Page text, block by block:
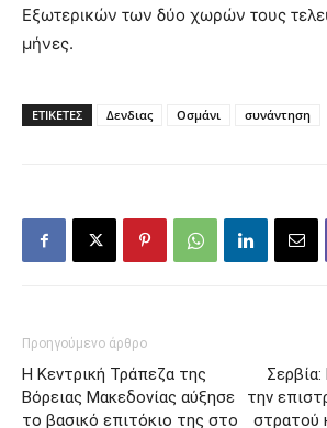
Εξωτερικών των δύο χωρών τους
μήνες.
ΕΤΙΚΕΤΕΣ Δενδιας Οσμάνι συνάντηση
Προηγούμενο άρθρο
Η Κεντρική Τράπεζα της
Βόρειας Μακεδονίας αύξησε
το βασικό επιτόκιο της στο
Σερβία:
την
στρατού